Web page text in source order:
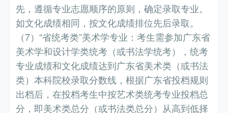
先，遵循专业志愿顺序的原则，确定录取专业。
如文化成绩相同，按文化成绩排位先后录取。
（7）“省统考类”美术学专业：考生需参加广东省
美术学和设计学类统考（或书法学统考），统考
专业成绩和文化成绩达到广东省美术类（或书法
类）本科院校录取分数线，根据广东省投档规则
出档后，在投档考生中按艺术类统考专业投档总
分，即美术类总分（或书法类总分）从高到低择